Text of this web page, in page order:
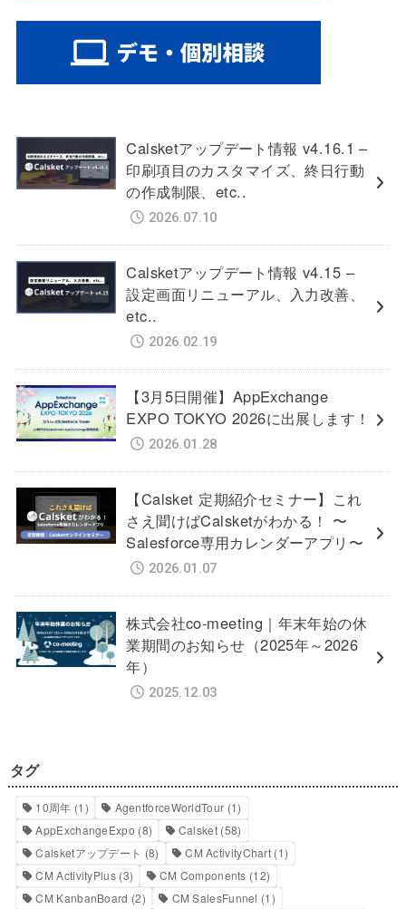
Calsketアップデート情報 v4.16.1 –
印刷項目のカスタマイズ、終日行動
の作成制限、etc..
2026.07.10
Calsketアップデート情報 v4.15 –
設定画面リニューアル、入力改善、
etc..
2026.02.19
【3月5日開催】AppExchange
EXPO TOKYO 2026に出展します！
2026.01.28
【Calsket 定期紹介セミナー】これ
さえ聞けばCalsketがわかる！ 〜
Salesforce専用カレンダーアプリ〜
2026.01.07
株式会社co-meeting｜年末年始の休
業期間のお知らせ（2025年～2026
年）
2025.12.03
タグ
10周年 (1) AgentforceWorldTour (1)
AppExchangeExpo (8) Calsket(58)
Calsketアップデート (8) CM ActivityChart (1)
CM ActivityPlus(3) CM Components (12)
CM KanbanBoard (2) CM SalesFunnel (1)